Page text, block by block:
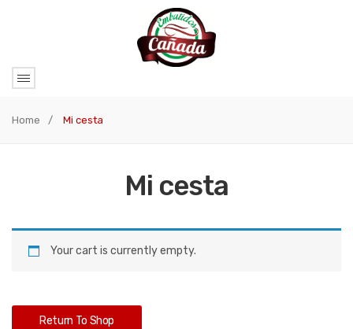
Home / Mi cesta
Mi cesta
Your cart is currently empty.
Return To Shop